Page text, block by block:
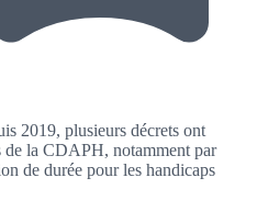
2019, plusieurs décrets ont
de la CDAPH, notamment par
de durée pour les handicaps